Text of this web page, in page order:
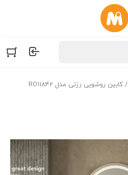
/ کابین روشویی رزتی مدل RO11842